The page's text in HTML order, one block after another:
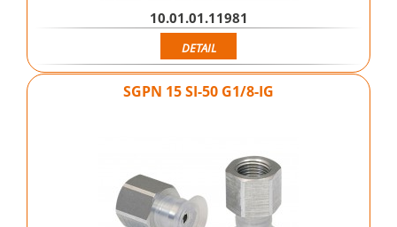
10.01.01.11981
DETAIL
SGPN 15 SI-50 G1/8-IG